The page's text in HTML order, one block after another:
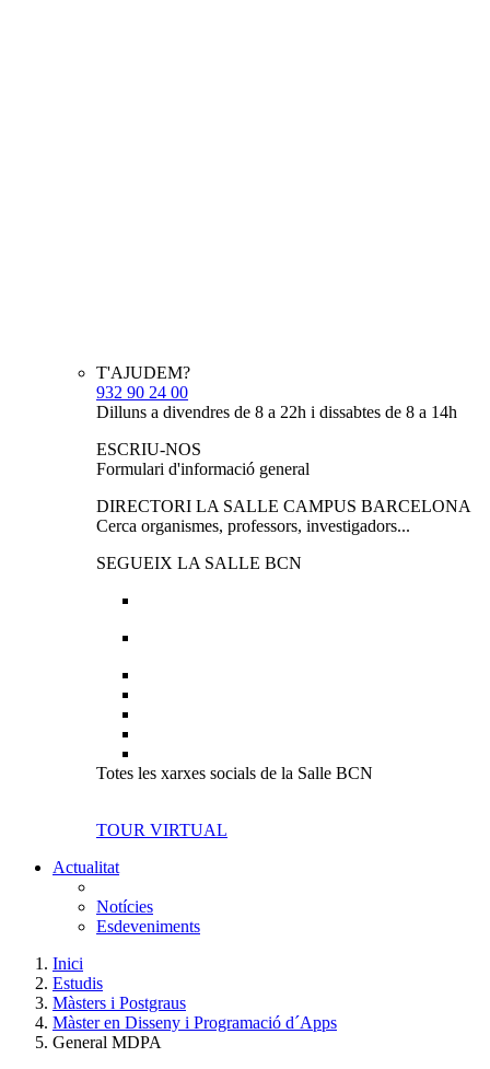
T'AJUDEM?
932 90 24 00
Dilluns a divendres de 8 a 22h i dissabtes de 8 a 14h
ESCRIU-NOS
Formulari d'informació general
DIRECTORI LA SALLE CAMPUS BARCELONA
Cerca organismes, professors, investigadors...
SEGUEIX LA SALLE BCN
Totes les xarxes socials de la Salle BCN
TOUR VIRTUAL
Actualitat
Notícies
Esdeveniments
Inici
Estudis
Màsters i Postgraus
Màster en Disseny i Programació d´Apps
General MDPA